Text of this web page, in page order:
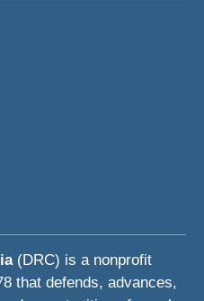
(DRC) is a nonprofit
that defends, advances,